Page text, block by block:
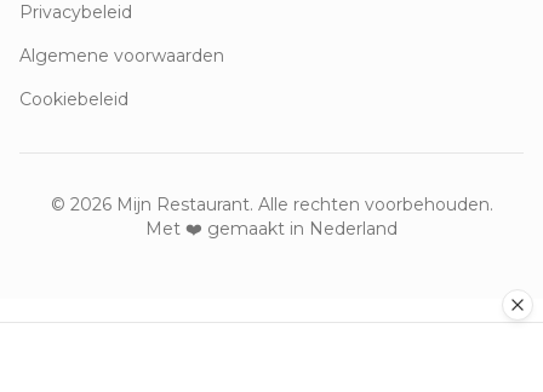
Privacybeleid
Algemene voorwaarden
Cookiebeleid
© 2026Mijn Restaurant. Alle rechten voorbehouden.
Met ❤️ gemaakt in Nederland